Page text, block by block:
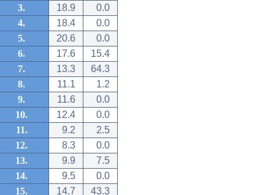
3.
18.9
0.0
4.
18.4
0.0
5.
20.6
0.0
6.
17.6
15.4
7.
13.3
64.3
8.
11.1
1.2
9.
11.6
0.0
10.
12.4
0.0
11.
9.2
2.5
12.
8.3
0.0
13.
9.9
7.5
14.
9.5
0.0
15.
14.7 43.3